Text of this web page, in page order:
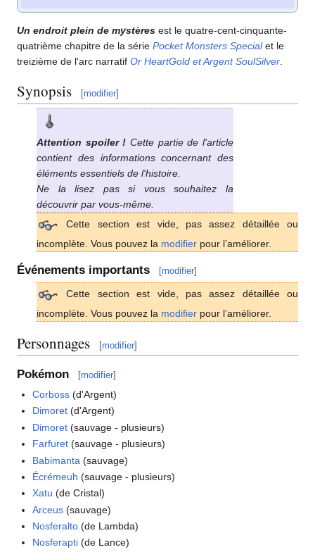
Un endroit plein de mystères est le quatre-cent-cinquante-
quatrième chapitre de la série Pocket Monsters Specialet le
treizième de l'arc narratif Or HeartGold et Argent SoulSilver
Synopsis [modifier]
Attention spoiler ! Cette partie de l'article
contient des informations concernant des
éléments essentiels de l'histoire.
Ne la lisez pas si vous souhaitez la
découvrir par vous-même.
Cette section est vide, pas assez détaillée ou
incomplète. Vous pouvez la modifier pour l’améliorer.
Événements importants [modifier]
Cette section est vide, pas assez détaillée ou
incomplète. Vous pouvez la modifier pour l’améliorer.
Personnages [modifier]
Pokémon [modifier]
Corboss (d'Argent)
Dimoret (d'Argent)
Dimoret (sauvage - plusieurs)
Farfuret (sauvage - plusieurs)
Babimanta (sauvage)
Écrémeuh (sauvage - plusieurs)
Xatu (de Cristal)
Arceus (sauvage)
Nosferalto (de Lambda)
Nosferapti (de Lance)